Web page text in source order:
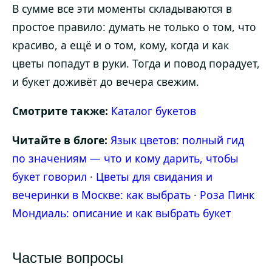
В сумме все эти моменты складываются в
простое правило: думать не только о том, что
красиво, а ещё и о том, кому, когда и как
цветы попадут в руки. Тогда и повод порадует,
и букет доживёт до вечера свежим.
Смотрите также: Каталог букетов
Читайте в блоге: Язык цветов: полный гид
по значениям — что и кому дарить, чтобы
букет говорил · Цветы для свидания и
вечеринки в Москве: как выбрать · Роза Пинк
Мондиаль: описание и как выбрать букет
Частые вопросы